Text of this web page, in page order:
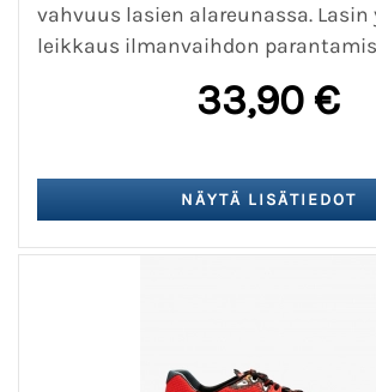
vahvuus lasien alareunassa. Lasin
leikkaus ilmanvaihdon
33,90 €